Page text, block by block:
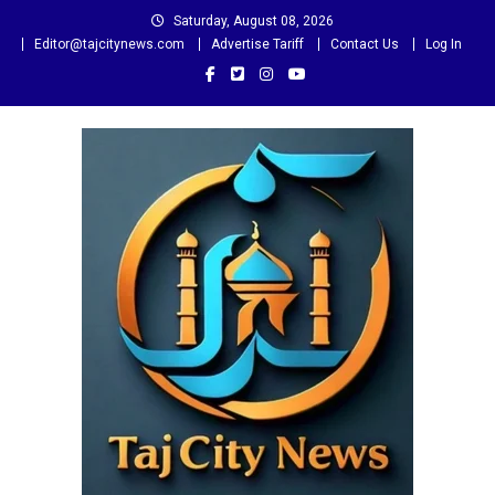
Saturday, August 08, 2026
Editor@tajcitynews.com
Advertise Tariff Contact Us Log In